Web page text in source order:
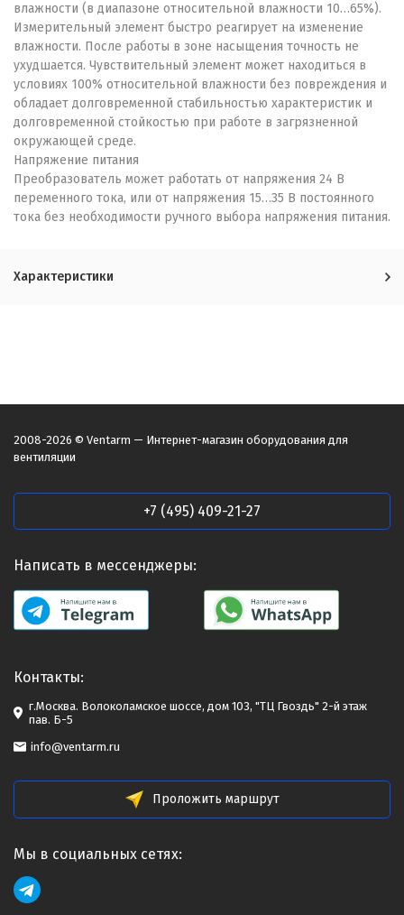
влажности (в диапазоне относительной влажности 10…65%).
Измерительный элемент быстро реагирует на изменение
влажности. После работы в зоне насыщения точность не
ухудшается. Чувствительный элемент может находиться в
условиях 100% относительной влажности без повреждения и
обладает долговременной стабильностью характеристик и
долговременной стойкостью при работе в загрязненной
окружающей среде.
Напряжение питания
Преобразователь может работать от напряжения 24 В
переменного тока, или от напряжения 15…35 В постоянного
тока без необходимости ручного выбора напряжения питания.
Характеристики
2008-2026 © Ventarm — Интернет-магазин оборудования для
вентиляции
+7 (495) 409-21-27
Написать в мессенджеры:
Контакты:
г.Москва. Волоколамское шоссе, дом 103, "ТЦ Гвоздь" 2-й этаж
пав. Б-5
info@ventarm.ru
Проложить маршрут
Мы в социальных сетях: